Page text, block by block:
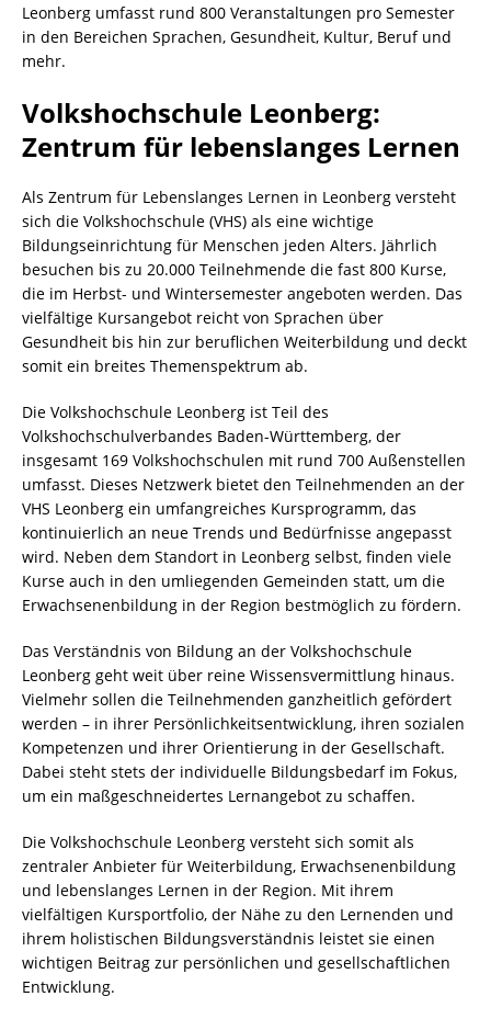
Leonberg umfasst rund 800 Veranstaltungen pro Semester
in den Bereichen Sprachen, Gesundheit, Kultur, Beruf und
mehr.
Volkshochschule Leonberg:
Zentrum für lebenslanges Lernen
Als Zentrum für Lebenslanges Lernen in Leonberg versteht
sich die Volkshochschule (VHS) als eine wichtige
Bildungseinrichtung für Menschen jeden Alters. Jährlich
besuchen bis zu 20.000 Teilnehmende die fast 800 Kurse,
die im Herbst- und Wintersemester angeboten werden. Das
vielfältige Kursangebot reicht von Sprachen über
Gesundheit bis hin zur beruflichen Weiterbildung und deckt
somit ein breites Themenspektrum ab.
Die Volkshochschule Leonberg ist Teil des
Volkshochschulverbandes Baden-Württemberg, der
insgesamt 169 Volkshochschulen mit rund 700 Außenstellen
umfasst. Dieses Netzwerk bietet den Teilnehmenden an der
VHS Leonberg ein umfangreiches Kursprogramm, das
kontinuierlich an neue Trends und Bedürfnisse angepasst
wird. Neben dem Standort in Leonberg selbst, finden viele
Kurse auch in den umliegenden Gemeinden statt, um die
Erwachsenenbildung in der Region bestmöglich zu fördern.
Das Verständnis von Bildung an der Volkshochschule
Leonberg geht weit über reine Wissensvermittlung hinaus.
Vielmehr sollen die Teilnehmenden ganzheitlich gefördert
werden – in ihrer Persönlichkeitsentwicklung, ihren sozialen
Kompetenzen und ihrer Orientierung in der Gesellschaft.
Dabei steht stets der individuelle Bildungsbedarf im Fokus,
um ein maßgeschneidertes Lernangebot zu schaffen.
Die Volkshochschule Leonberg versteht sich somit als
zentraler Anbieter für Weiterbildung, Erwachsenenbildung
und lebenslanges Lernen in der Region. Mit ihrem
vielfältigen Kursportfolio, der Nähe zu den Lernenden und
ihrem holistischen Bildungsverständnis leistet sie einen
wichtigen Beitrag zur persönlichen und gesellschaftlichen
Entwicklung.